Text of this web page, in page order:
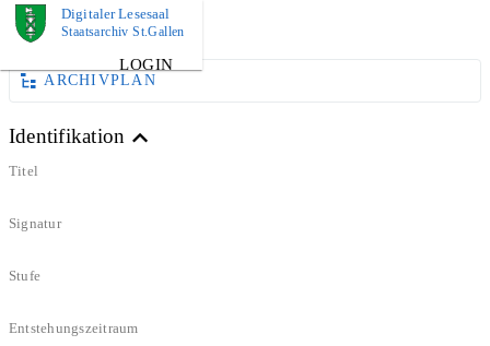
Digitaler Lesesaal
Staatsarchiv St.Gallen
LOGIN
DOKUMENT
ARCHIVPLAN
Identifikation
Titel
Signatur
Stufe
Entstehungszeitraum